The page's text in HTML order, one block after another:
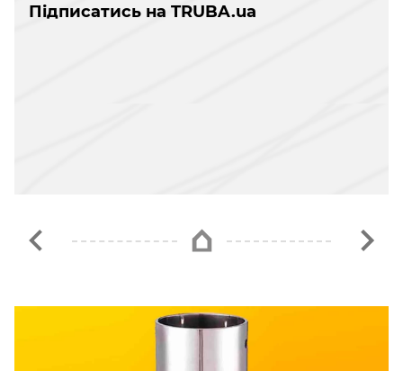
Підписатись на TRUBA.ua